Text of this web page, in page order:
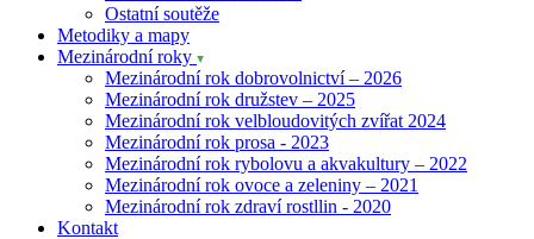
Ostatní soutěže
Metodiky a mapy
Mezinárodní roky
Mezinárodní rok dobrovolnictví – 2026
Mezinárodní rok družstev – 2025
Mezinárodní rok velbloudovitých zvířat 2024
Mezinárodní rok prosa - 2023
Mezinárodní rok rybolovu a akvakultury – 2022
Mezinárodní rok ovoce a zeleniny – 2021
Mezinárodní rok zdraví rostllin - 2020
Kontakt